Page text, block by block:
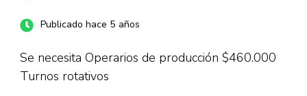
Publicado hace 5 años
Se necesita Operarios de producción $460.000
Turnos rotativos